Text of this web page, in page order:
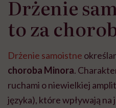
Drżenie
to za
Drżenie samoistne
choroba Minora.
ruchami o niewielkiej
języka), które wpływają na